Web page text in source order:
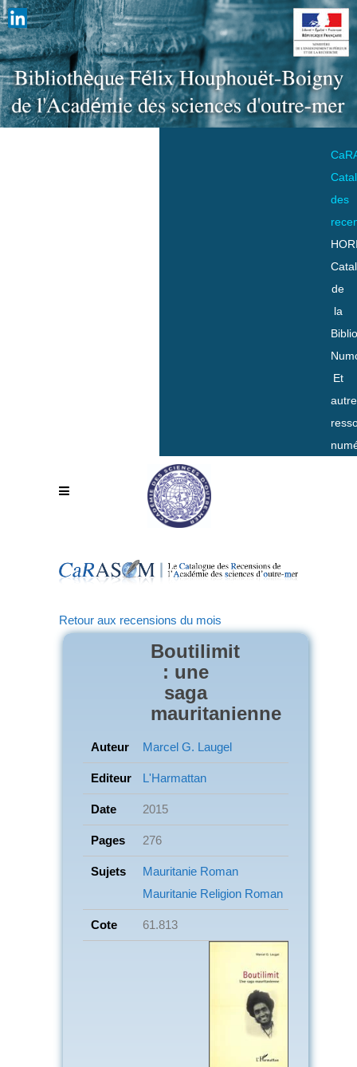
des
de
la
Et
Retour aux recensions du mois
Boutilimit
: une
saga
mauritanienne
Auteur Marcel G. Laugel
Editeur L'Harmattan
Date 2015
Pages 276
Sujets Mauritanie Roman
Mauritanie Religion Roman
Cote 61.813